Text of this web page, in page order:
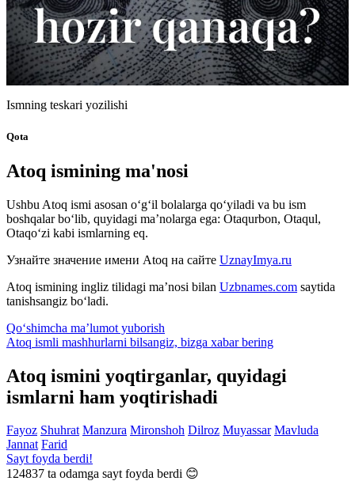
Ismning teskari yozilishi
Qota
Atoq ismining ma'nosi
Ushbu Atoq ismi asosan o‘g‘il bolalarga qo‘yiladi va bu ism
boshqalar bo‘lib, quyidagi ma’nolarga ega: Otaqurbon, Otaqul,
Otaqo‘zi kabi ismlarning eq.
Узнайте значение имени Atoq на сайте UznayImya.ru
Atoq ismining ingliz tilidagi ma’nosi bilan Uzbnames.com saytida
tanishsangiz bo‘ladi.
Qo‘shimcha ma’lumot yuborish
Atoq ismli mashhurlarni bilsangiz, bizga xabar bering
Atoq ismini yoqtirganlar, quyidagi
ismlarni ham yoqtirishadi
Fayoz Shuhrat Manzura Mironshoh Dilroz Muyassar Mavluda
Jannat Farid
Sayt foyda berdi!
124837 ta odamga sayt foyda berdi 😊